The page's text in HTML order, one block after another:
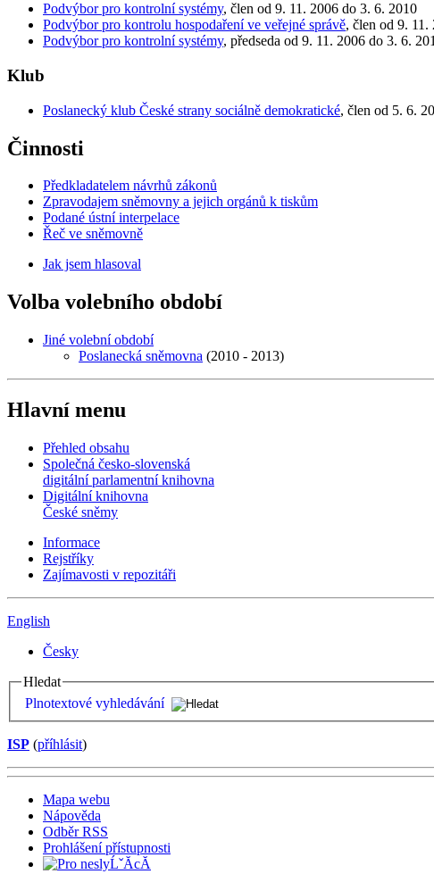
Podvýbor pro kontrolní systémy, člen od 9. 11. 2006 do 3. 6. 2010
Podvýbor pro kontrolu hospodaření ve veřejné správě, člen od 9.
Podvýbor pro kontrolní systémy, předseda od 9. 11. 2006 do 3. 6.
Klub
Poslanecký klub České strany sociálně demokratické, člen od 5. 6.
Činnosti
Předkladatelem návrhů zákonů
Zpravodajem sněmovny a jejich orgánů k tiskům
Podané ústní interpelace
Řeč ve sněmovně
Jak jsem hlasoval
Volba volebního období
Jiné volební období
Poslanecká sněmovna (2010 - 2013)
Hlavní menu
Přehled obsahu
Společná česko-slovenská
digitální parlamentní knihovna
Digitální knihovna
České sněmy
Informace
Rejstříky
Zajímavosti v repozitáři
English
Česky
Hledat
Plnotextové vyhledávání
ISP (příhlásit)
Mapa webu
Nápověda
Odběr RSS
Prohlášení přístupnosti